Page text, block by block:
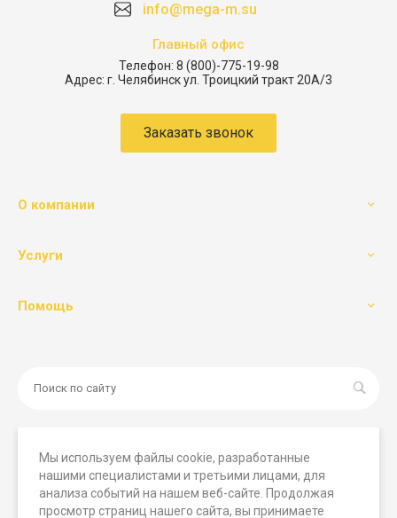
Мы используем файлы cookie, разработанные
нашими специалистами и третьими лицами, для
анализа событий на нашем веб-сайте. Продолжая
просмотр страниц нашего сайта, вы принимаете
info@mega-m.su
Главный офис
Телефон: 8 (800)-775-19-98
Адрес: г. Челябинск ул. Троицкий тракт 20А/3
Заказать звонок
О компании
Услуги
Помощь
© 2026 Мегамашины, Все права защищены. Вся
представленная на сайте информация носит исключительно